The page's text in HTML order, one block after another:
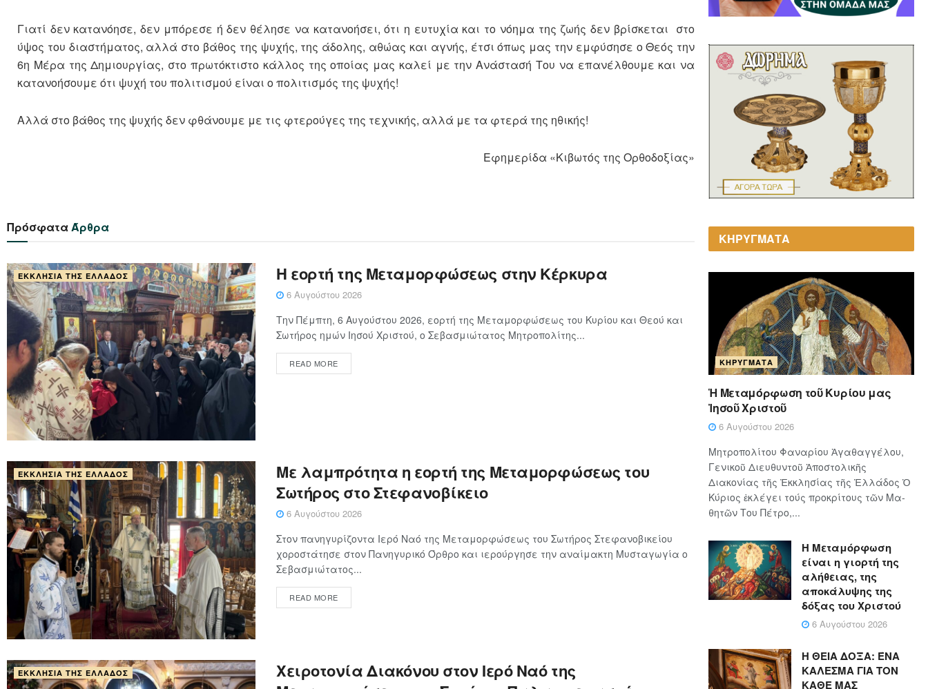
Γιατί δεν κατανόησε, δεν μπόρεσε ή δεν θέλησε να κατανοήσει, ότι η ευτυχία και το νόημα της ζωής δεν βρίσκεται στο
ύψος του διαστήματος, αλλά στο βάθος της ψυχής, της άδολης, αθώας και αγνής, έτσι όπως μας την εμφύσησε ο Θεός την
6η Μέρα της Δημιουργίας, στο πρωτόκτιστο κάλλος της οποίας μας καλεί με την Ανάστασή Του να επανέλθουμε και να
κατανοήσουμε ότι ψυχή του πολιτισμού είναι ο πολιτισμός της ψυχής!
Αλλά στο βάθος της ψυχής δεν φθάνουμε με τις φτερούγες της τεχνικής, αλλά με τα φτερά της ηθικής!
Εφημερίδα «Κιβωτός της Ορθοδοξίας»
ΠρόσφαταΆρθρα
ΕΚΚΛΗΣΊΑ ΤΗΣ ΕΛΛΆΔΟΣ Η εορτή της Μεταμορφώσεως στην Κέρκυρα
6 Αυγούστου 2026
Την Πέμπτη, 6 Αυγούστου 2026, εορτή της Μεταμορφώσεως του Κυρίου και Θεού και
Σωτήρος ημών Ιησού Χριστού, ο Σεβασμιώτατος Μητροπολίτης...
READ MORE
ΕΚΚΛΗΣΊΑ ΤΗΣ ΕΛΛΆΔΟΣ
Με λαμπρότητα η εορτή της Μεταμορφώσεως του
Σωτήρος στο Στεφανοβίκειο
6 Αυγούστου 2026
Στον πανηγυρίζοντα Ιερό Ναό της Μεταμορφώσεως του Σωτήρος Στεφανοβικείου
χοροστάτησε στον Πανηγυρικό Όρθρο και ιερούργησε την αναίμακτη Μυσταγωγία ο
Σεβασμιώτατος...
READ MORE
ΕΚΚΛΗΣΊΑ ΤΗΣ ΕΛΛΆΔΟΣ
Χειροτονία Διακόνου στον Ιερό Ναό της
ΚΗΡΥΓΜΑΤΑ
ΚΗΡΎΓΜΑΤΑ
Ἡ Μεταμόρφωση τοῦ Κυρίου μας
Ἰησοῦ Χριστοῦ
6 Αυγούστου 2026
Μητροπολίτου Φαναρίου Ἀγαθαγγέλου,
Γενικοῦ Διευθυντοῦ Ἀποστολικῆς
Διακονίας τῆς Ἐκκλησίας τῆς Ἑλλάδος Ὁ
Κύ­ρι­ος ἐκλέγει τούς προ­κρί­τους τῶν Μα­
θη­τῶν Του Πέ­τρο,...
Η Μεταμόρφωση
είναι η γιορτή της
αλήθειας, της
αποκάλυψης της
δόξας του Χριστού
6 Αυγούστου 2026
Η ΘΕΙΑ ΔΟΞΑ: ΈΝΑ
ΚΑΛΕΣΜΑ ΓΙΑ ΤΟΝ
ΚΑΘΕ ΜΑΣ